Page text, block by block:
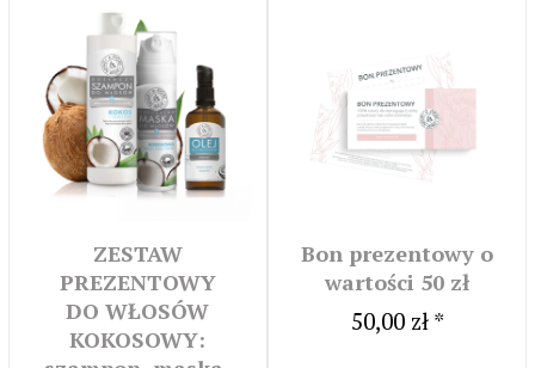
ZESTAW
PREZENTOWY
DO WŁOSÓW
KOKOSOWY:
Bon prezentowy o
wartości 50 zł
50,00 zł *